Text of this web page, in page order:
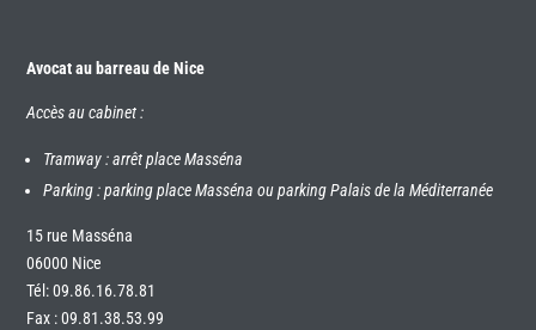
Avocat au barreau de Nice
Accès au cabinet :
Tramway : arrêt place Masséna
Parking : parking place Masséna ou parking Palais de la Méditerranée
15 rue Masséna
06000 Nice
Tél:09.86.16.78.81
Fax : 09.81.38.53.99